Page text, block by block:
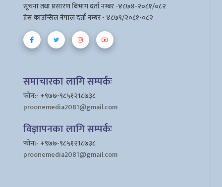
सूचना तथा प्रसारण बिभाग दर्ता नम्बर -४८७४-२०८१/०८२
प्रेस काउन्सिल नेपाल दर्ता नम्बर - ४८७९/२०८१-०८२
समाचारका लागि सम्पर्कः
फोन:- +९७७-९८५१२1८७३८
proonemedia2081@gmail.com
विज्ञापनका लागि सम्पर्कः
फोन:- +९७७-९८५१२1८७३८
proonemedia2081@gmail.com